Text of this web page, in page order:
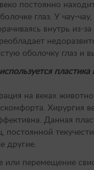
постоянно
глаз. У чау-
внутрь из-
оболочку глаз и
пластика
на веках
Хирургия
Данная
текучести
другие.
или перемещение